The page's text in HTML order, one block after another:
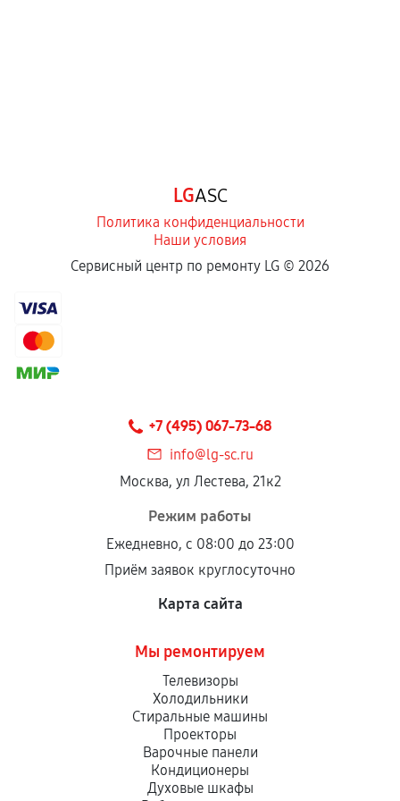
отдельных условиях.
Если комплектующие куплены
сохраняться полностью или частично, если
соблюдены следующие условия:
Установка была выполнена нашим сервисным
При этом гарантия на сами комплектующие
продавца. За качество сторонних деталей
сервисный центр ответственности не несет.
LGASC
Политика конфиденциальности
Наши условия
Сервисный центр по ремонту LG © 2026
+7 (495) 067-73-68
info@lg-sc.ru
Москва, ул Лестева, 21к2
Режим работы
Ежедневно, с 08:00 до 23:00
Приём заявок круглосуточно
Карта сайта
Мы ремонтируем
Телевизоры
Холодильники
Стиральные машины
Проекторы
Варочные панели
Кондиционеры
Духовые шкафы